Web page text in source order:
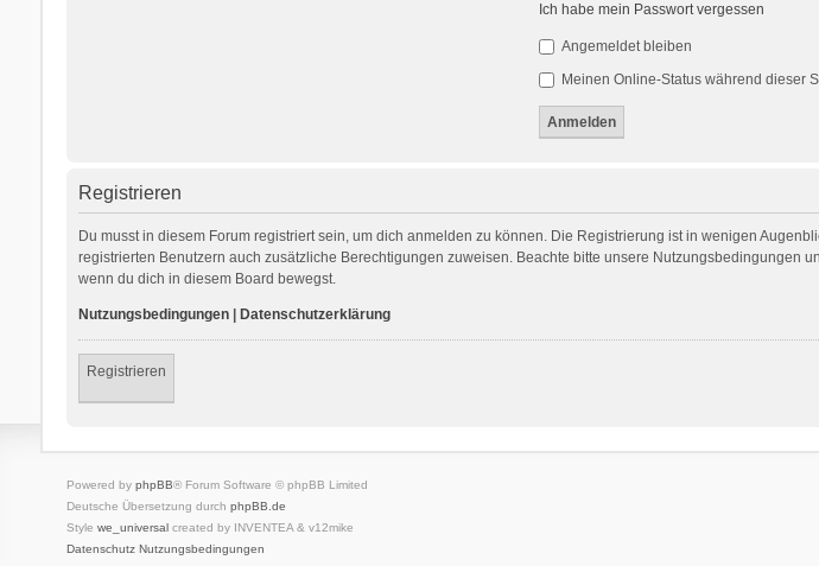
Ich habe mein Passwort vergessen
Angemeldet bleiben
Meinen Online-Status während dieser
Registrieren
Du musst in diesem Forum registriert sein, um dich anmelden zu können. Die Registrierung ist in wenigen
registrierten Benutzern auch zusätzliche Berechtigungen zuweisen. Beachte bitte unsere
wenn du dich in diesem Board bewegst.
Nutzungsbedingungen| Datenschutzerklärung
Registrieren
Powered by phpBB® Forum Software © phpBB Limited
Deutsche Übersetzung durch phpBB.de
Style we_universal created by INVENTEA & v12mike
Datenschutz Nutzungsbedingungen